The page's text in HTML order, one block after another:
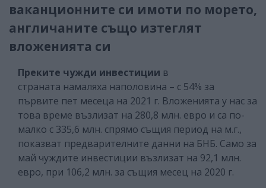
ваканционните си имоти по морето,
англичаните също изтеглят
вложенията си
Преките чужди инвестиции в
страната намаляха наполовина – с 54% за
първите пет месеца на 2021 г. Вложенията у нас за
това време възлизат на 280,8 млн. евро и са по-
малко с 335,6 млн. спрямо същия период на м.г.,
показват предварителните данни на БНБ. Само за
май чуждите инвестиции възлизат на 92,1 млн.
евро, при 106,2 млн. за същия месец на 2020 г.